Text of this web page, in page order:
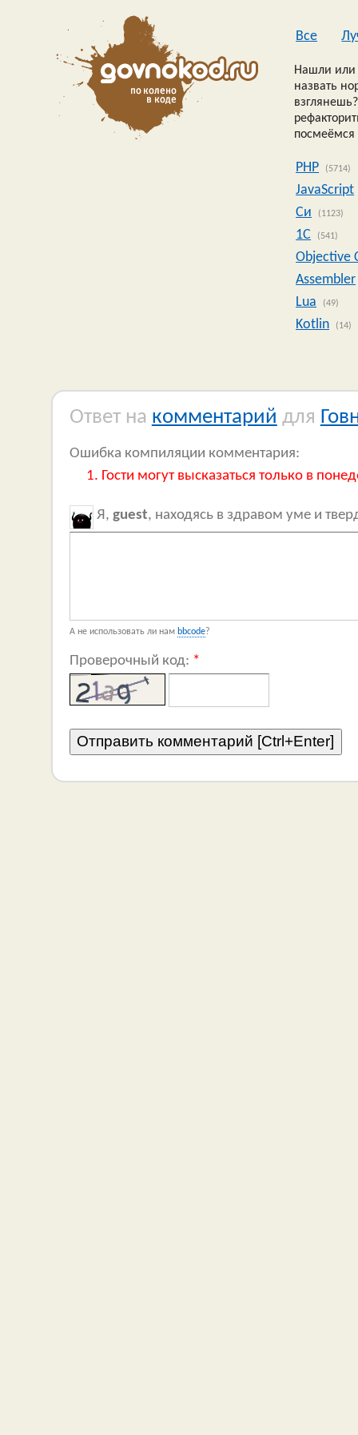
Все
Нашли или
назвать
посмеёмся
PHP (5714)
JavaScript
Си
(1123)
1C (541)
Objective
Assembler
Lua
(49)
Kotlin (14)
Ответ на комментарий для
Ошибка компиляции комментария:
Гости могут высказаться только в
Я, guest, находясь в здравом уме и
А не использовать ли нам bbcode?
Проверочный код: *